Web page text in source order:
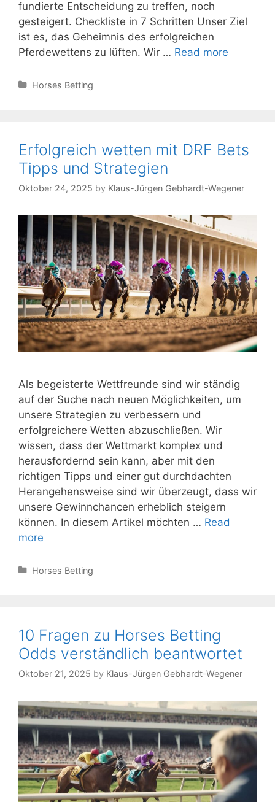
fundierte Entscheidung zu treffen, noch
gesteigert. Checkliste in 7 Schritten Unser Ziel
ist es, das Geheimnis des erfolgreichen
Pferdewettens zu lüften. Wir … Read more
Categories
Horses Betting
Erfolgreich wetten mit DRF Bets
Tipps und Strategien
Oktober 24, 2025 by Klaus-Jürgen Gebhardt-Wegener
Als begeisterte Wettfreunde sind wir ständig
auf der Suche nach neuen Möglichkeiten, um
unsere Strategien zu verbessern und
erfolgreichere Wetten abzuschließen. Wir
wissen, dass der Wettmarkt komplex und
herausfordernd sein kann, aber mit den
richtigen Tipps und einer gut durchdachten
Herangehensweise sind wir überzeugt, dass wir
unsere Gewinnchancen erheblich steigern
können. In diesem Artikel möchten … Read
more
mit
und
Strategien
Categories
Horses Betting
10 Fragen zu Horses Betting
Odds verständlich beantwortet
Oktober 21, 2025 by Klaus-Jürgen Gebhardt-Wegener